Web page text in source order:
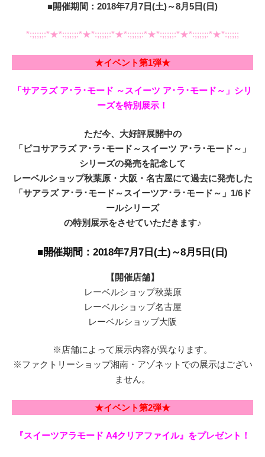
■開催期間：2018年7月7日(土)～8月5日(日)
*:;;;;;:*★*:;;;;;:*★*:;;;;;:*★*:;;;;;:*★*:;;;;;:*★*:;;;;;:*★*:;;;;;
★イベント第1弾★
「サアラズ ア･ラ･モード ～スイーツ ア･ラ･モード～」シリ
ーズを特別展示！
ただ今、大好評展開中の
「ピコサアラズ ア･ラ･モード～スイーツ ア･ラ･モード～」
シリーズの発売を記念して
レーベルショップ秋葉原・大阪・名古屋にて過去に発売した
「サアラズ ア･ラ･モード～スイーツア･ラ･モード～」1/6ド
ールシリーズ
の特別展示をさせていただきます♪
■開催期間：2018年7月7日(土)～8月5日(日)
【開催店舗】
レーベルショップ秋葉原
レーベルショップ名古屋
レーベルショップ大阪
※店舗によって展示内容が異なります。
※ファクトリーショップ湘南・アゾネットでの展示はござい
ません。
★イベント第2弾★
『スイーツアラモード A4クリアファイル』をプレゼント！